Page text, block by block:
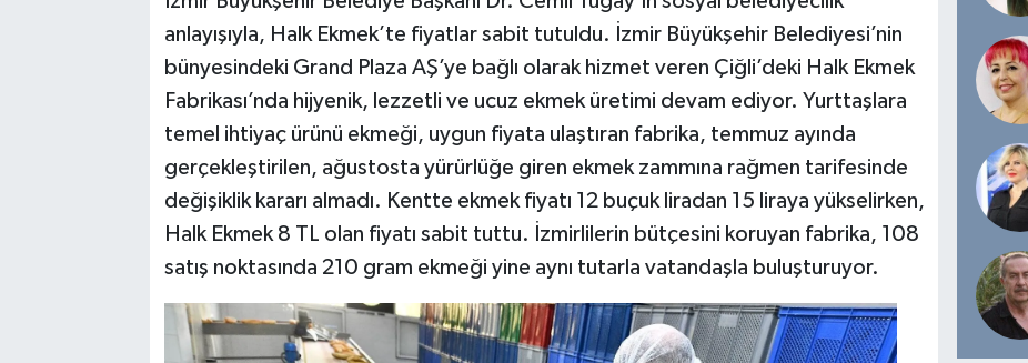
anlayışıyla, Halk Ekmek’te fiyatlar sabit tutuldu. İzmir Büyükşehir Belediyesi’nin
bünyesindeki Grand Plaza AŞ’ye bağlı olarak hizmet veren Çiğli’deki Halk Ekmek
Fabrikası’nda hijyenik, lezzetli ve ucuz ekmek üretimi devam ediyor. Yurttaşlara
temel ihtiyaç ürünü ekmeği, uygun fiyata ulaştıran fabrika, temmuz ayında
gerçekleştirilen, ağustosta yürürlüğe giren ekmek zammına rağmen tarifesinde
değişiklik kararı almadı. Kentte ekmek fiyatı 12 buçuk liradan 15 liraya yükselirken,
Halk Ekmek 8 TL olan fiyatı sabit tuttu. İzmirlilerin bütçesini koruyan fabrika, 108
satış noktasında 210 gram ekmeği yine aynı tutarla vatandaşla buluşturuyor.